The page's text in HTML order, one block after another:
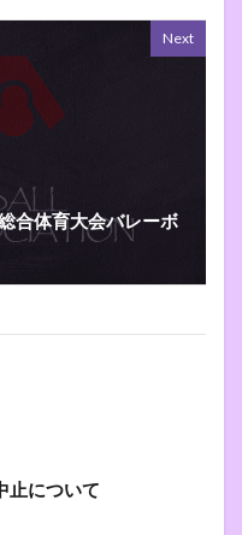
Next
合体育大会バレーボ
止について